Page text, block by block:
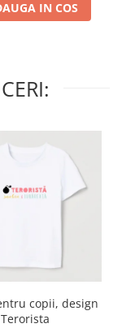
IN COS
copii, design
Terorista